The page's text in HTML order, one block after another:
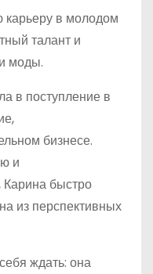
карьеру в молодом
талант и
моды.
в поступление в
бизнесе.
и
быстро
из перспективных
ждать: она